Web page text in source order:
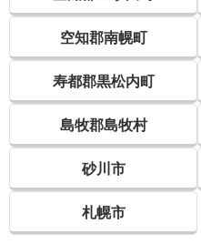
空知郡南幌町
寿都郡黒松内町
島牧郡島牧村
砂川市
札幌市